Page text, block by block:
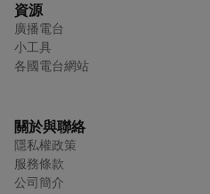
資源
廣播電台
小工具
各國電台網站
關於與聯絡
隱私權政策
服務條款
公司簡介